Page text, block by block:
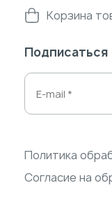
Корзина
Политика
Согласие на